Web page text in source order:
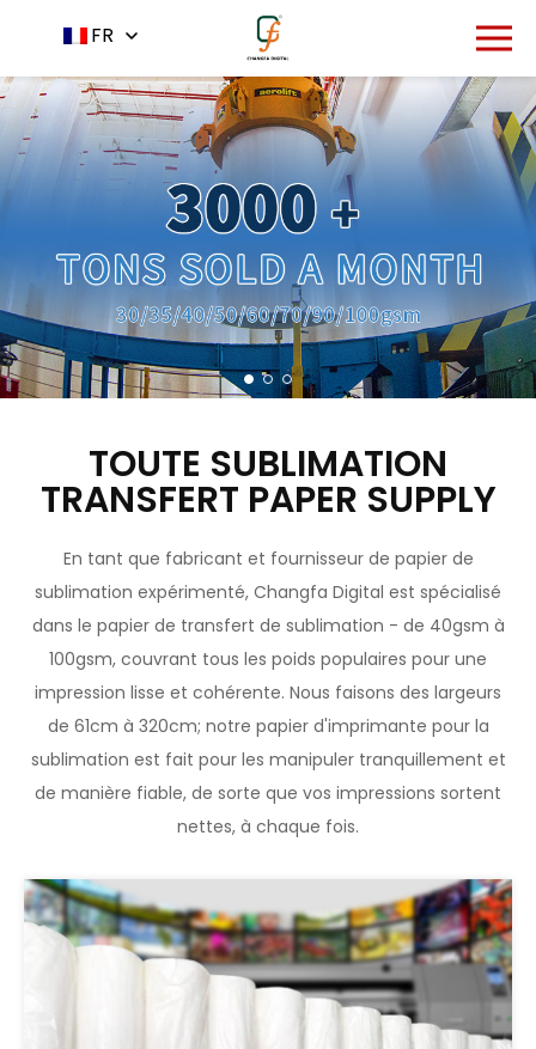
FR
TOUTE SUBLIMATION
TRANSFERT PAPER SUPPLY
En tant que fabricant et fournisseur de papier de
sublimation expérimenté, Changfa Digital est spécialisé
dans le papier de transfert de sublimation - de 40gsm à
100gsm, couvrant tous les poids populaires pour une
impression lisse et cohérente. Nous faisons des largeurs
de 61cm à 320cm; notre papier d'imprimante pour la
sublimation est fait pour les manipuler tranquillement et
de manière fiable, de sorte que vos impressions sortent
nettes, à chaque fois.